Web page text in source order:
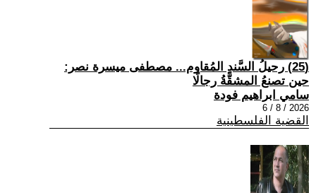
(25) رحيلُ السَّندِ المُقاوم... مصطفى ميسرة نصر:
حين تصنعُ المشقَّةُ رجالًا
سامي ابراهيم فودة
2026 / 8 / 6
القضية الفلسطينية